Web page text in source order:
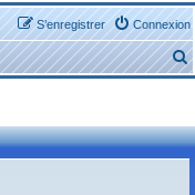
Connexion
S’enregistrer
e
h